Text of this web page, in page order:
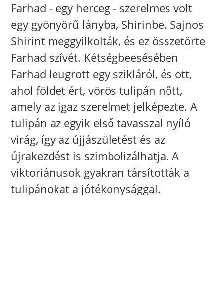
Farhad - egy herceg - szerelmes volt
egy gyönyörű lányba, Shirinbe. Sajnos
Shirint meggyilkolták, és ez összetörte
Farhad szívét. Kétségbeesésében
Farhad leugrott egy szikláról, és ott,
ahol földet ért, vörös tulipán nőtt,
amely az igaz szerelmet jelképezte. A
tulipán az egyik első tavasszal nyíló
virág, így az újjászületést és az
újrakezdést is szimbolizálhatja. A
viktoriánusok gyakran társították a
tulipánokat a jótékonysággal.